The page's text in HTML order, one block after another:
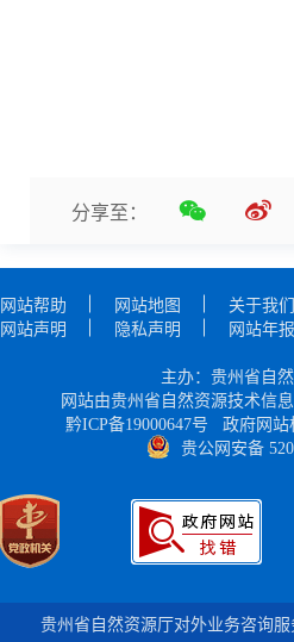
分享至：
网站帮助 网站地图 关于我们
网站声明
隐私声明 网站年报
主办：贵州省自
网站由贵州省自然资源技术信
黔ICP备19000647号
政府网站
贵公网安备
贵州省自然资源厅对外业务咨询服